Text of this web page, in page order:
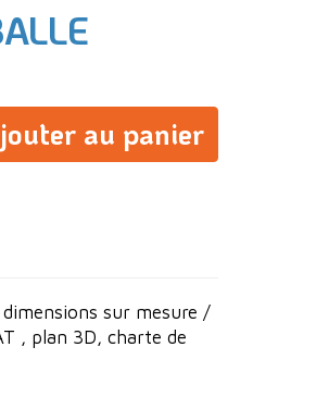
au panier
sur mesure /
, plan 3D, charte de